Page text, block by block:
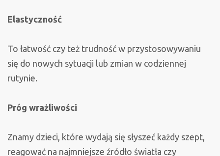
Elastyczność
To łatwość czy też trudność w przystosowywaniu
się do nowych sytuacji lub zmian w codziennej
rutynie.
Próg wrażliwości
Znamy dzieci, które wydają się słyszeć każdy szept,
reagować na najmniejsze źródło światła czy